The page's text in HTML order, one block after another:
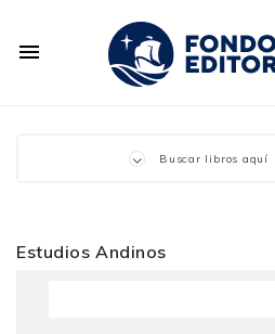

Estudios Andinos